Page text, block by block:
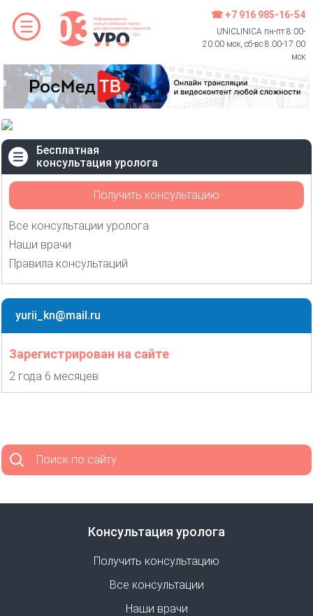
☎ +7 916 985-16-54
UNICLINICA пн-пт 8:00-
20:00 мск, сб-вс 8:00-17:00
мск
Бесплатная
консультация уролога
Получить консультацию
Все консультации уролога
Наши врачи
Правила консультаций
yurii_kn@mail.ru
Зарегистрирован на сайте
2 года 6 месяцев
Поиск по сайту
Консультация уролога
Получить консультацию
Все консультации
Наши врачи